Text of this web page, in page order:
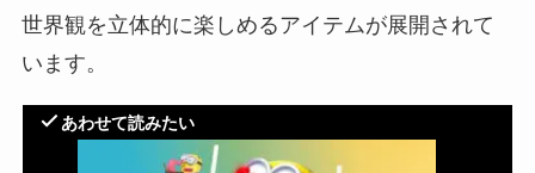
世界観を立体的に楽しめるアイテムが展開されて
います。
あわせて読みたい